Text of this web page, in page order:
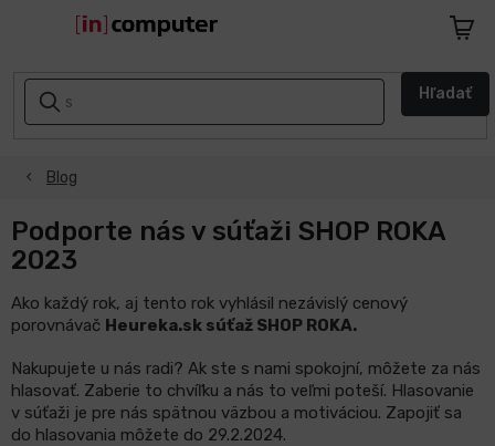
Hľadať
AKCIE
ZĽAVY
NASPÄŤ
Telefóny
a
tablety
Blog
Podporte nás v súťaži SHOP ROKA
2023
Ako každý rok, aj tento rok vyhlásil nezávislý cenový
porovnávač Heureka.sk súťaž SHOP ROKA.
Nakupujete u nás radi? Ak ste s nami spokojní, môžete za nás
hlasovať. Zaberie to chvíľku a nás to veľmi poteší. Hlasovanie
v súťaži je pre nás spätnou väzbou a motiváciou. Zapojiť sa
do hlasovania môžete do 29.2.2024.